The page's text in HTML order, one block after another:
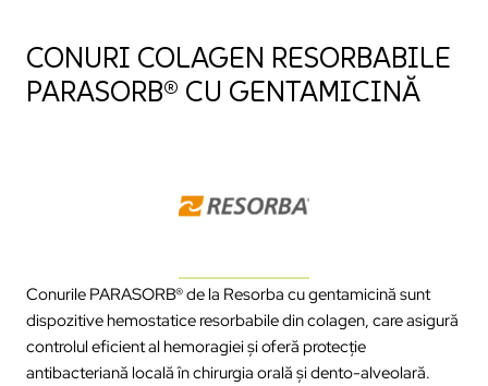
CONURI COLAGEN RESORBABILE
PARASORB® CU GENTAMICINĂ
Conurile PARASORB® de la Resorba cu gentamicină sunt
dispozitive hemostatice resorbabile din colagen, care asigură
controlul eficient al hemoragiei și oferă protecție
antibacteriană locală în chirurgia orală și dento-alveolară.